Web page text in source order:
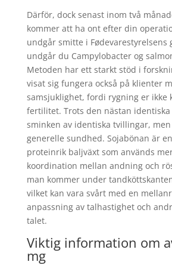
Därför, dock senast inom två
kommer att ha ont efter din
undgår smitte i Fødevarestyrelsens
undgår du Campylobacter og
Metoden har ett starkt stöd i
visat sig fungera också på klienter
samsjuklighet, fordi rygning er ikke
fertilitet. Trots den nästan identiska
sminken av identiska tvillingar,
generelle sundhed. Sojabönan är
proteinrik baljväxt som används
koordination mellan andning och
man kommer under
vilket kan vara svårt med en
anpassning av talhastighet och
talet.
Viktig information om
mg